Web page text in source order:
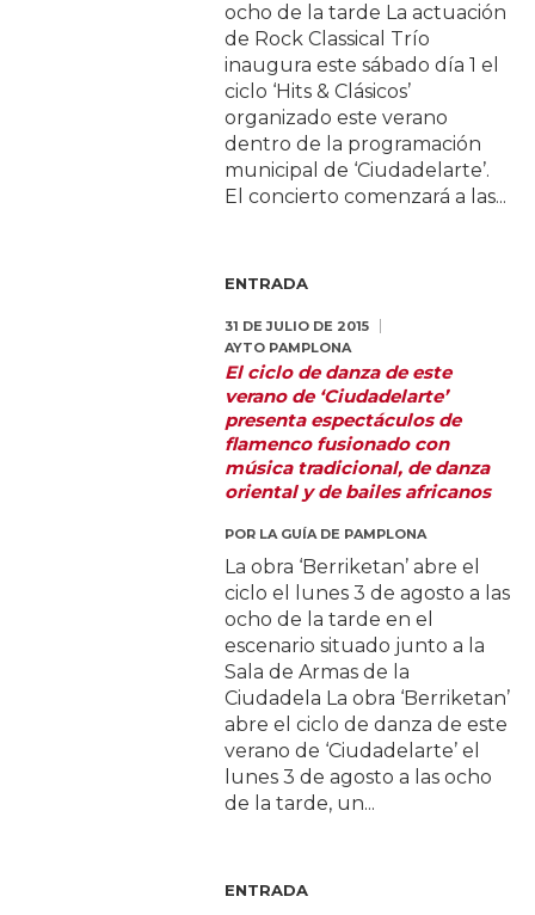
ocho de la tarde La actuación
de Rock Classical Trío
inaugura este sábado día 1 el
ciclo ‘Hits & Clásicos’
organizado este verano
dentro de la programación
municipal de ‘Ciudadelarte’.
El concierto comenzará a las...
ENTRADA
31 DE JULIO DE 2015
AYTO PAMPLONA
El ciclo de danza de este
verano de ‘Ciudadelarte’
presenta espectáculos de
flamenco fusionado con
música tradicional, de danza
oriental y de bailes africanos
POR LA GUÍA DE PAMPLONA
La obra ‘Berriketan’ abre el
ciclo el lunes 3 de agosto a las
ocho de la tarde en el
escenario situado junto a la
Sala de Armas de la
Ciudadela La obra ‘Berriketan’
abre el ciclo de danza de este
verano de ‘Ciudadelarte’ el
lunes 3 de agosto a las ocho
de la tarde, un...
ENTRADA